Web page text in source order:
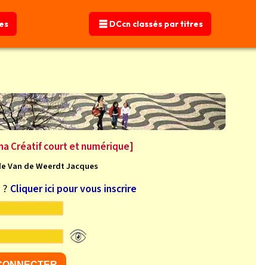
DCcn classés par titres
DCcn classés par titres
Créatif court et numérique]
Van de Weerdt Jacques
Cliquer ici pour vous inscrire